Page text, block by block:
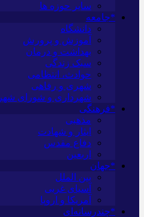
سایر حوزه ها
*جامعه
دانشگاه
آموزش و پرورش
بهداشت و درمان
سبک زندگی
حوادث، انتظامی
شهری و رفاهی
شهرداری و شورای شهر
*فرهنگی
مذهبی
ایثار و شهادت
دفاع مقدس
اربعین
*جهان
بین الملل
آسیای غربی
آمریکا و اروپا
*چندرسانه‌ای